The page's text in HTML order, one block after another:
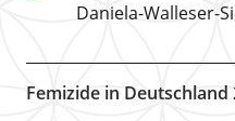
Daniela-Walleser-
Femizide in Deutschland